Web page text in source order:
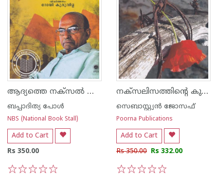
ആദ്യത്തെ നക്സല്‍ കനുസന്യാലിന്റെ ജീവചരിത്രം
ബപ്പാദിത്യ പോള്‍
NBS (National Book Stall)
Add to Cart
Rs 350.00
നക്സലിസത്തിന്റെ കുതിപ്പും കിതപ്പും - കുറ്റ്യാടി തിരുനെല്ലി കലാപങ്ങളും വർഗീസിന്റെ മരണവും
സെബാസ്റ്റ്യൻ ജോസഫ്
Poorna Publications
Add to Cart
Rs 350.00 Rs 332.00